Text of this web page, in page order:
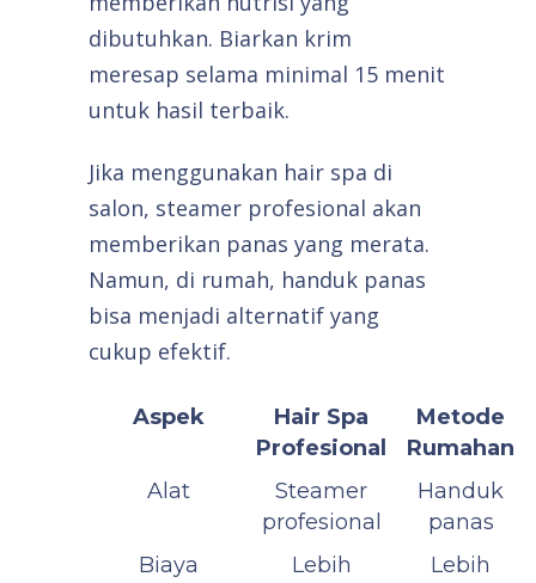
dibutuhkan. Biarkan krim
meresap selama minimal 15 menit
untuk hasil terbaik.
Jika menggunakan hair spa di
salon, steamer profesional akan
memberikan panas yang merata.
Namun, di rumah, handuk panas
bisa menjadi alternatif yang
cukup efektif.
Aspek
Hair Spa
Profesional
Metode
Rumahan
Alat
Steamer
profesional
Handuk
panas
Biaya
Lebih
Lebih